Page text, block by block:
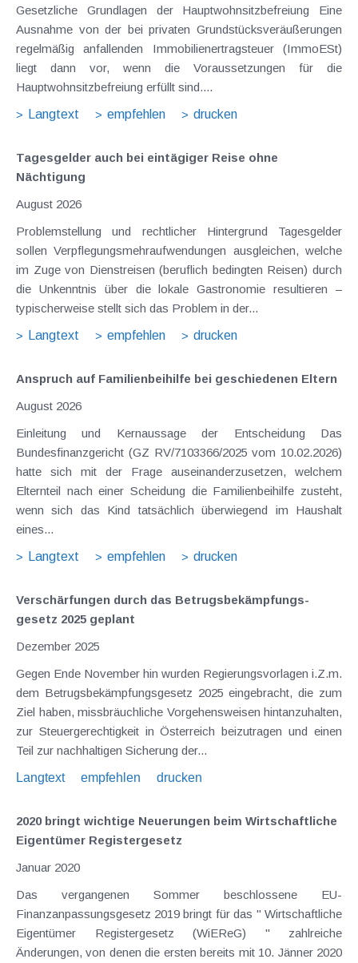
Gesetzliche Grundlagen der Hauptwohnsitzbefreiung Eine
Ausnahme von der bei privaten Grundstücksveräußerungen
regelmäßig anfallenden Immobilienertragsteuer (ImmoESt)
liegt dann vor, wenn die Voraussetzungen für die
Hauptwohnsitzbefreiung erfüllt sind....
Langtext
empfehlen drucken
Tagesgelder auch bei eintägiger Reise ohne
Nächtigung
August 2026
Problemstellung und rechtlicher Hintergrund Tagesgelder
sollen Verpflegungsmehraufwendungen ausgleichen, welche
im Zuge von Dienstreisen (beruflich bedingten Reisen) durch
die Unkenntnis über die lokale Gastronomie resultieren –
typischerweise stellt sich das Problem in der...
Langtext
empfehlen drucken
Anspruch auf Familienbeihilfe bei geschiedenen Eltern
August 2026
Einleitung und Kernaussage der Entscheidung Das
Bundesfinanzgericht (GZ RV/7103366/2025 vom 10.02.2026)
hatte sich mit der Frage auseinanderzusetzen, welchem
Elternteil nach einer Scheidung die Familienbeihilfe zusteht,
wenn sich das Kind tatsächlich überwiegend im Haushalt
eines...
Langtext
empfehlen drucken
Verschärfungen durch das Betrugs­bekämpfungs­
gesetz 2025 geplant
Dezember 2025
Gegen Ende November hin wurden Regierungsvorlagen i.Z.m.
dem Betrugsbekämpfungsgesetz 2025 eingebracht, die zum
Ziel haben, missbräuchliche Vorgehensweisen hintanzuhalten,
zur Steuergerechtigkeit in Österreich beizutragen und einen
Teil zur nachhaltigen Sicherung der...
Langtext
empfehlen drucken
2020 bringt wichtige Neuerungen beim Wirtschaftliche
Eigentümer Registergesetz
Januar 2020
Das vergangenen Sommer beschlossene EU-
Finanzanpassungsgesetz 2019 bringt für das " Wirtschaftliche
Eigentümer Registergesetz (WiEReG) " zahlreiche
Änderungen, von denen die ersten bereits mit 10. Jänner 2020